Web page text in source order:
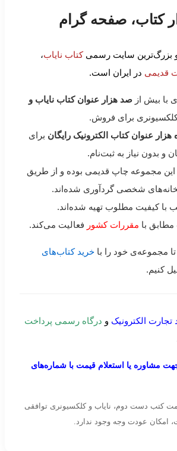
کتاب، صفحه گرام
و بزرگ‌ترین سایت رسمیکتاب نایاب،
قدیمی در ایران است.
با بیش از صد هزار عنوان کتاب نایاب و
برای فروش.
هزار عنوان کتاب الکترونیک رایگان برای
و بدون نیاز به ثبت‌نام.
این مجموعه چاپ قدیمی بوده و از طریق
شخصی گردآوری شده‌اند.
با کیفیت مطلوب تهیه شده‌اند.
مطابق با مقررات کشور فعالیت می‌کند.
تا مجموعه‌ی خود را با خرید کتاب‌های
کنیم.
تجارت الکترونیک و درگاه رسمی پرداخت
مشاوره یا استعلام قیمت با شماره‌های
کتب دست دوم، نایاب و کلکسیونری توافقی
امکان عودت وجه وجود ندارد.